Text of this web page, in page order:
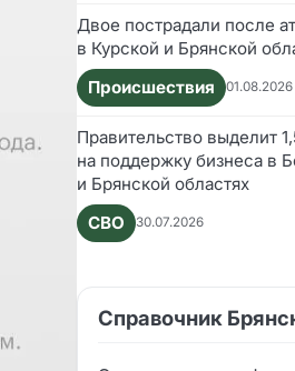
Двое пострадали после
в Курской и Брянской
Происшествия
01.08.2026
Правительство выделит
на поддержку бизнеса в
и Брянской областях
СВО
30.07.2026
Справочник